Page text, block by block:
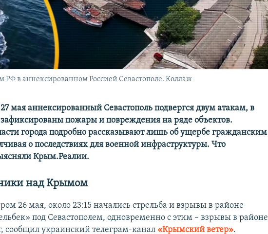
в аннексированном Россией Севастополе. Коллаж
мая аннексированный Севастополь подвергся двум атакам, в
пожары и повреждения на ряде объектов.
города подробно рассказывают лишь об ущербе гражданским
о последствиях для военной инфраструктуры. Что
Крым.Реалии.
над Крымом
26 мая, около 23:15 начались стрельба и взрывы в районе
под Севастополем, одновременно с этим – взрывы в районе
сообщил украинский телеграм-канал «Крымский ветер».